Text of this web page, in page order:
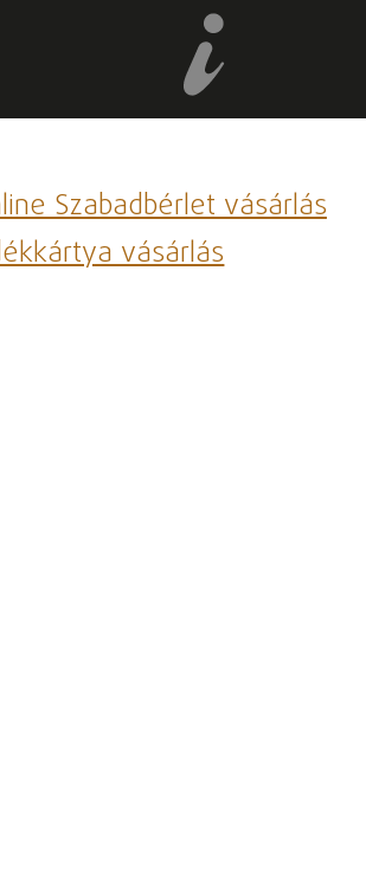
Szabadbérlet vásárlás
vásárlás